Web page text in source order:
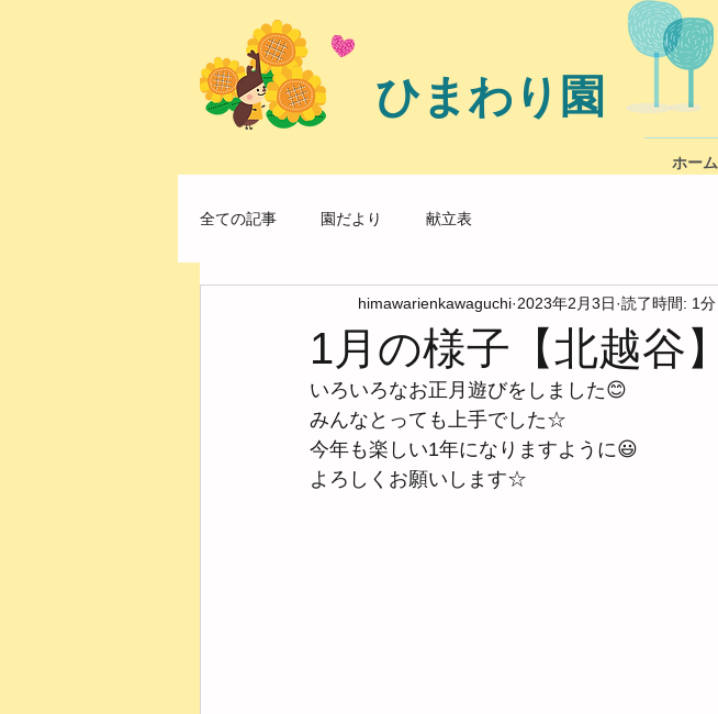
ひまわり園
ホーム
全ての記事 園だより 献立表
1月の様子【北越谷】
himawarienkawaguchi 2023年2月3日 読了時間: 1分
いろいろなお正月遊びをしました😊
みんなとっても上手でした☆
今年も楽しい1年になりますように😃
よろしくお願いします☆